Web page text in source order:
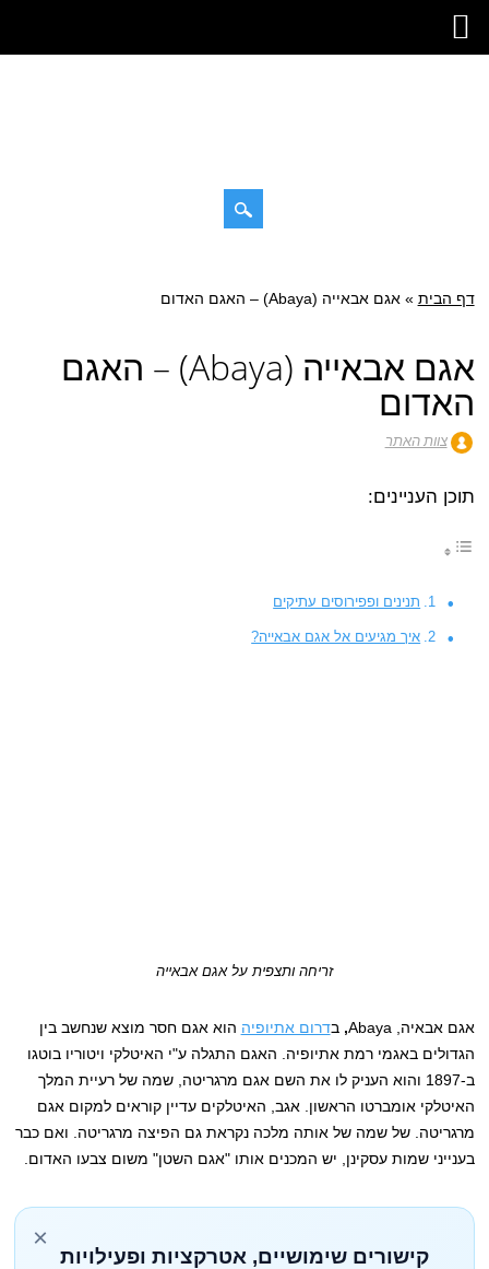
לתוכן
דף הבית »אגם אבאייה (Abaya) – האגם האדום
אגם אבאייה (Abaya) – האגם
האדום
צוות האתר
תוכן העניינים:
תנינים ופפירוסים עתיקים
איך מגיעים אל אגם אבאייה?
זריחה ותצפית על אגם אבאייה
אגם אבאיה, Abaya , בדרום אתיופיה הוא אגם חסר מוצא שנחשב בין
הגדולים באגמי רמת אתיופיה. האגם התגלה ע"י האיטלקי ויטוריו בוטגו
ב-1897 והוא העניק לו את השם אגם מרגריטה, שמה של רעיית המלך
האיטלקי אומברטו הראשון. אגב, האיטלקים עדיין קוראים למקום אגם
מרגריטה. של שמה של אותה מלכה נקראת גם הפיצה מרגריטה. ואם כבר
בענייני שמות עסקינן, יש המכנים אותו "אגם השטן" משום צבעו האדום.
×
קישורים שימושיים, אטרקציות ופעילויות